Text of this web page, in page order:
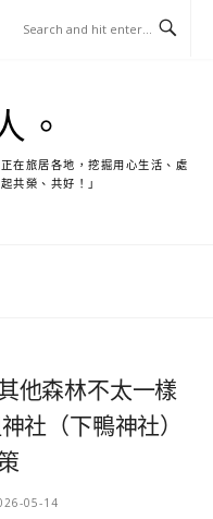
。
在旅居各地，挖掘用心生活、處
共榮、共好！」
他森林不太一樣
社（下鴨神社）
05-14